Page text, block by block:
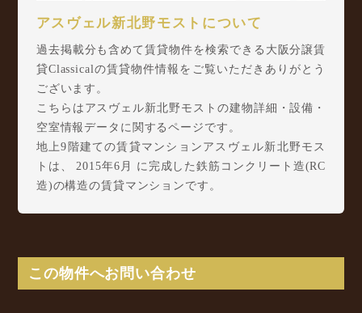
アスヴェル新北野モストについて
過去掲載分も含めて賃貸物件を検索できる大阪分譲賃
貸Classicalの賃貸物件情報をご覧いただきありがとう
ございます。
こちらはアスヴェル新北野モストの建物詳細・設備・
空室情報データに関するページです。
地上9階建ての賃貸マンションアスヴェル新北野モス
トは、 2015年6月 に完成した鉄筋コンクリート造(RC
造)の構造の賃貸マンションです。
徒歩23分 からアクセスが可能となっております。
アスヴェル新北野モストの最新の空室状況のご確認を
この物件へお問い合わせ